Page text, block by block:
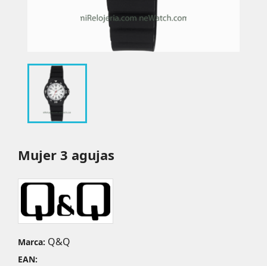
Mujer 3 agujas
Marca: Q&Q
EAN: